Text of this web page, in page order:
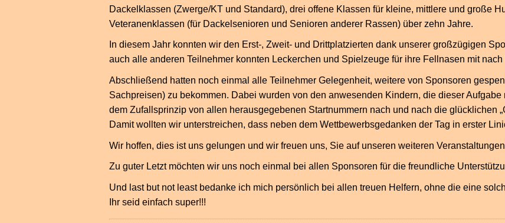
Dackelklassen (Zwerge/KT und Standard), drei offene Klassen für kleine, mittlere und große
Veteranenklassen (für Dackelsenioren und Senioren anderer Rassen) über zehn Jahre.
In diesem Jahr konnten wir den Erst-, Zweit- und Drittplatzierten dank unserer großzügigen
auch alle anderen Teilnehmer konnten Leckerchen und Spielzeuge für ihre Fellnasen mit
Abschließend hatten noch einmal alle Teilnehmer Gelegenheit, weitere von Sponsoren
Sachpreisen) zu bekommen. Dabei wurden von den anwesenden Kindern, die dieser
dem Zufallsprinzip von allen herausgegebenen Startnummern nach und nach die glücklichen
Damit wollten wir unterstreichen, dass neben dem Wettbewerbsgedanken der Tag in erster
Wir hoffen, dies ist uns gelungen und wir freuen uns, Sie auf unseren weiteren
Zu guter Letzt möchten wir uns noch einmal bei allen Sponsoren für die freundliche
Und last but not least bedanke ich mich persönlich bei allen treuen Helfern, ohne die eine
Ihr seid einfach super!!!